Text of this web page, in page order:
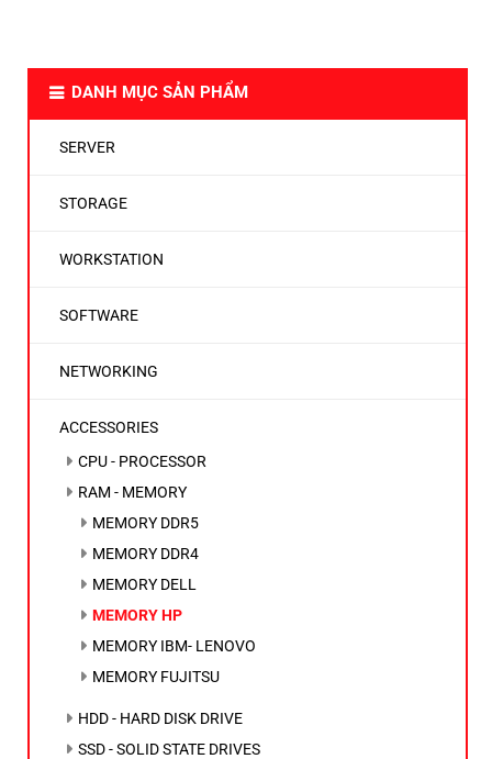
DANH MỤC SẢN PHẨM
SERVER
STORAGE
WORKSTATION
SOFTWARE
NETWORKING
ACCESSORIES
CPU - PROCESSOR
RAM - MEMORY
MEMORY DDR5
MEMORY DDR4
MEMORY DELL
MEMORY HP
MEMORY IBM- LENOVO
MEMORY FUJITSU
HDD - HARD DISK DRIVE
SSD - SOLID STATE DRIVES